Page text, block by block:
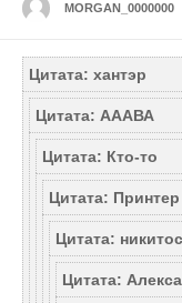
MORGAN_0000000
Цитата: хантэр
Цитата: АААВА
Цитата: Кто-то
Цитата: Принтер
Цитата: никитос
Цитата: